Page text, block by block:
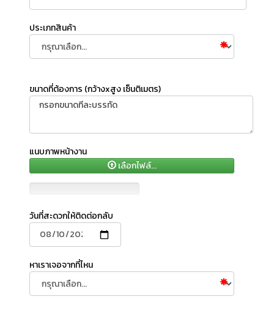
ประเภทสินค้า
ขนาดที่ต้องการ (กว้างxสูง เซ็นติเมตร)
แนบภาพหน้างาน
เลือกไฟล์...
วันที่สะดวกให้ติดต่อกลับ
หาเราเจอจากที่ไหน